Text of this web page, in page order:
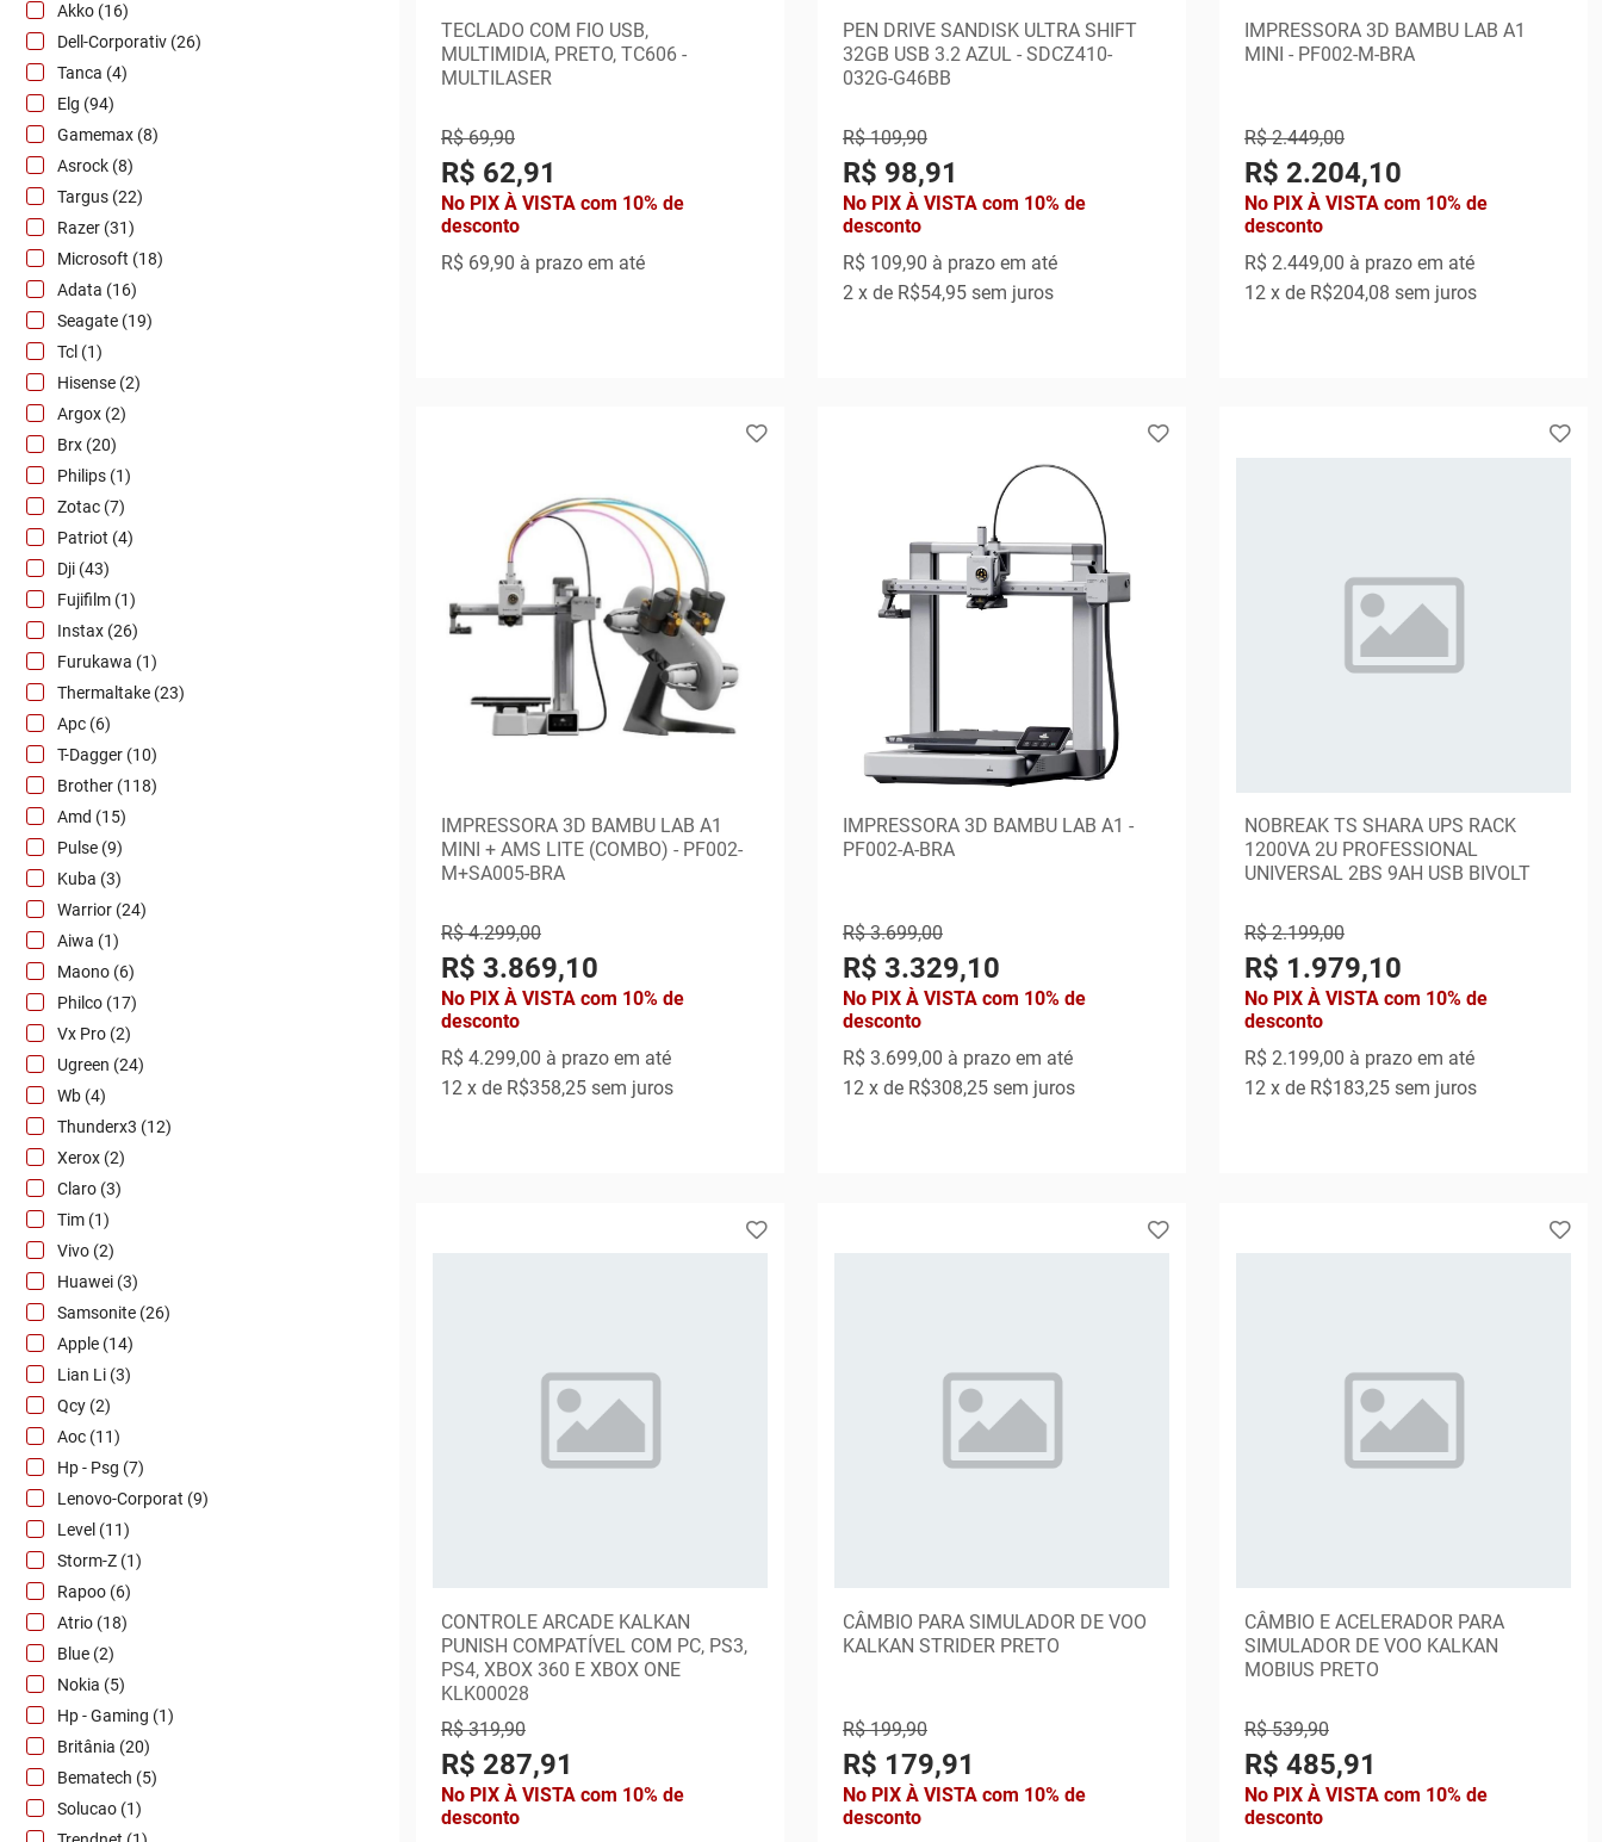
Akko (16)
Dell-Corporativ (26)
Tanca (4)
Elg (94)
Gamemax (8)
Asrock (8)
Targus (22)
Razer (31)
Microsoft (18)
Adata (16)
Seagate (19)
Tcl (1)
Hisense (2)
Argox (2)
Brx (20)
Philips (1)
Zotac (7)
Patriot (4)
Dji (43)
Fujifilm (1)
Instax (26)
Furukawa (1)
Thermaltake (23)
Apc (6)
T-Dagger (10)
Brother (118)
Amd (15)
Pulse (9)
Kuba (3)
Warrior (24)
Aiwa (1)
Maono (6)
Philco (17)
Vx Pro (2)
Ugreen (24)
Wb (4)
Thunderx3 (12)
Xerox (2)
Claro (3)
Tim (1)
Vivo (2)
Huawei (3)
Samsonite (26)
Apple (14)
Lian Li (3)
Qcy (2)
Aoc (11)
Hp - Psg (7)
Lenovo-Corporat (9)
Level (11)
Storm-Z (1)
Rapoo (6)
Atrio (18)
Blue (2)
Nokia (5)
Hp - Gaming (1)
Britânia (20)
Bematech (5)
Solucao (1)
TECLADO COM FIO USB,
MULTIMIDIA, PRETO, TC606 -
MULTILASER
R$ 69,90
R$ 62,91
No PIX À VISTA com 10% de
desconto
R$ 69,90 à prazo em até
PEN DRIVE SANDISK ULTRA SHIFT
32GB USB 3.2 AZUL - SDCZ410-
032G-G46BB
R$ 109,90
R$ 98,91
No PIX À VISTA com 10% de
desconto
R$ 109,90 à prazo em até
2 x de R$54,95 sem juros
IMPRESSORA 3D BAMBU LAB A1
MINI - PF002-M-BRA
R$ 2.449,00
R$ 2.204,10
No PIX À VISTA com 10% de
desconto
R$ 2.449,00 à prazo em até
12x de R$204,08 sem juros
IMPRESSORA 3D BAMBU LAB A1
MINI + AMS LITE (COMBO) - PF002-
M+SA005-BRA
R$ 4.299,00
R$ 3.869,10
No PIX À VISTA com 10% de
desconto
R$ 4.299,00 à prazo em até
12 x de R$358,25 sem juros
IMPRESSORA 3D BAMBU LAB A1 -
PF002-A-BRA
R$ 3.699,00
R$ 3.329,10
No PIX À VISTA com 10% de
desconto
R$ 3.699,00 à prazo em até
12 x de R$308,25 sem juros
NOBREAK TS SHARA UPS RACK
1200VA 2U PROFESSIONAL
UNIVERSAL 2BS 9AH USB BIVOLT
R$ 2.199,00
R$ 1.979,10
No PIX À VISTA com 10% de
desconto
R$ 2.199,00 à prazo em até
12x de R$183,25sem juros
CONTROLE ARCADE KALKAN
PUNISH COMPATÍVEL COM PC, PS3,
PS4, XBOX 360 E XBOX ONE
KLK00028
R$ 319,90
R$ 287,91
No PIX À VISTA com 10% de
desconto
CÂMBIO PARA SIMULADOR DE VOO
KALKAN STRIDER PRETO
R$ 199,90
R$ 179,91
No PIX À VISTA com 10% de
desconto
CÂMBIO E ACELERADOR PARA
SIMULADOR DE VOO KALKAN
MOBIUS PRETO
R$ 539,90
R$ 485,91
No PIX À VISTA com 10% de
desconto